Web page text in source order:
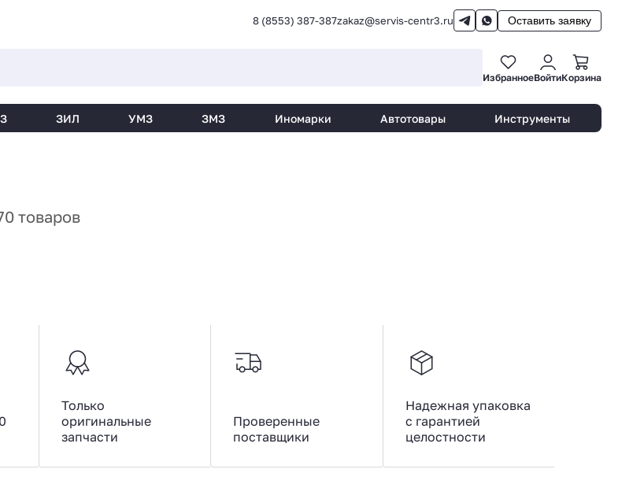
8 (8553) 387-387zakaz@servis-centr3.ru Оставить заявку
ИзбранноеВойтиКорзина
ЗИЛ УМЗ ЗМЗ Иномарки Автотовары Инструменты
товаров
Только
оригинальные
запчасти
Проверенные
поставщики
Надежная упаковка
с гарантией
целостности